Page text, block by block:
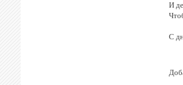
И
С